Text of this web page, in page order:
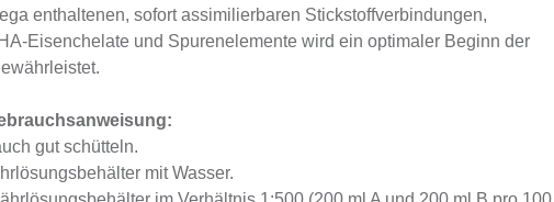
enthaltenen, sofort assimilierbaren Stickstoffverbindungen,
Eisenchelate und Spurenelemente wird ein optimaler Beginn der
gut schütteln.
mit Wasser.